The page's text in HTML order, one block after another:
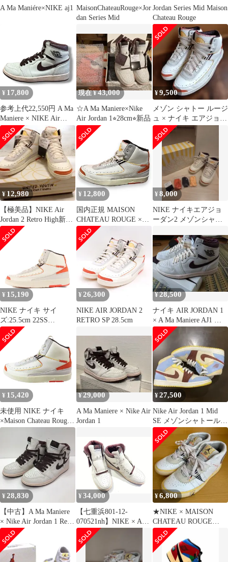
A Ma Maniére×NIKE aj1 MaisonChateauRouge×Jor
dan Series Mid
Jordan Series Mid Maison
Chateau Rouge
¥ 17,800
参考上代22,550円 A Ma
Maniere × NIKE Air
Jordan 1 Sail and
Burgundy ナイキエアジ
ョーダン1 セイルアン
ドバーガンディ アママ
ニエール × ナイキ
DO7097-100 ホワイト
25㎝ 2428G4
現在 ¥43,000
☆A Ma Maniere×Nike
Air Jordan 1⭐︎28cm⭐︎新品
¥9,500
メゾン シャトー ルージ
ュ × ナイキ エアジョー
ダン 2 レトロ ハイ
¥ 12,980
【極美品】NIKE Air
Jordan 2 Retro High新品
未使用
¥ 12,800
国内正規 MAISON
CHATEAU ROUGE ×
NIKE AIR JORDAN 2
RETRO SP SAIL スニー
カー メゾン シャトー
ルージュ × ナイキ エア
ジョーダン 2 レトロ
DO5254-180 30.5cm
64450A
¥8,000
NIKE ナイキエアジョ
ーダン2 メゾンシャト
¥ 15,190
NIKE ナイキ サイ
ズ:25.5cm 22SS
MAISON CHATEAU
ROUGE AIR JORDAN 2
RETRO SP (DO5254-
180) エア ジョーダン2
レトロ セイル シトロン
パルス US7.5 スニーカ
ー バッシュ【メンズ】
¥ 26,300
NIKE AIR JORDAN 2
RETRO SP 28.5cm
¥28,500
ナイキ AIR JORDAN 1
× A Ma Maniere AJ1 メ
ンズ
¥ 15,420
未使用 NIKE ナイキ
×Maison Chateau Rouge
AIR JORDAN 2 RETRO
SP スニーカー DO5254-
180 靴 シューズ 28.5cm
ベージュ メンズ 古着
中古 USED
¥29,000
A Ma Maniere × Nike Air
Jordan 1
¥27,500
Nike Air Jordan 1 Mid
SE メゾンシャトールー
ジュ
¥28,830
【中古】A Ma Maniere
× Nike Air Jordan 1 Retro
High OG "Sail and
Burgundy" DO7097-100
26cm ナイキ エアジョ
ーダン１[66]
¥34,000
【七重浜801-12-
070521nh】NIKE × A
Ma Maniere AIR
JORDAN 1 RETRO
HIGH OG Sail and
Burgundy DO7097-100
¥6,800
★NIKE × MAISON
CHATEAU ROUGE
25.5cm J17